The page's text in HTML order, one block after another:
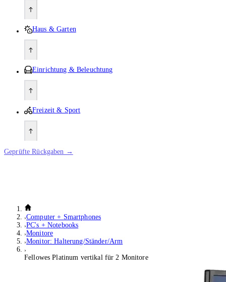
Haus & Garten
Einrichtung & Beleuchtung
Freizeit & Sport
Geprüfte Rückgaben →
Computer + Smartphones
PC's + Notebooks
Monitore
Monitor: Halterung/Ständer/Arm
Fellowes Platinum vertikal für 2 Monitore